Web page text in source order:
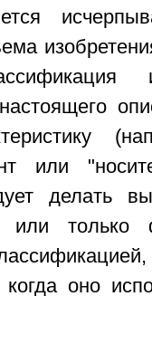
или
делать
или только
оно